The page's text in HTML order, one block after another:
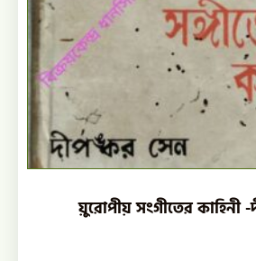
য়ুরোপীয় সংগীতের কাহিনী -